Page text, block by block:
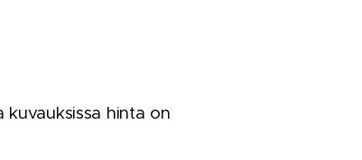
hinta on